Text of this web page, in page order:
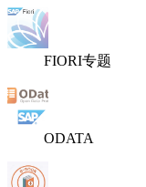
FIORI专题
ODATA